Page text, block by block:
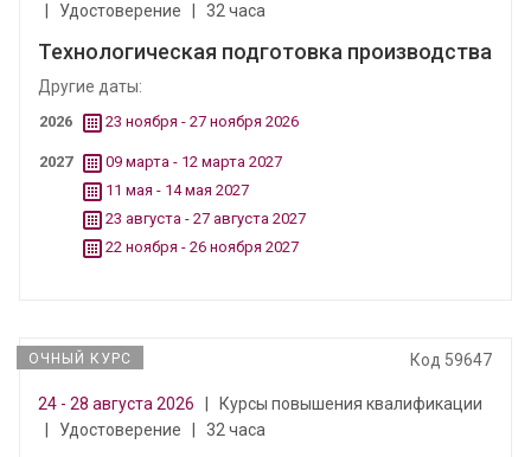
Удостоверение 32 часа
Технологическая подготовка производства
Другие даты:
2026 23 ноября - 27 ноября 2026
2027
09 марта - 12 марта 2027
11 мая - 14 мая 2027
23 августа - 27 августа 2027
22 ноября - 26 ноября 2027
ОЧНЫЙ КУРС Код 59647
24 - 28 августа 2026
Курсы повышения квалификации
Удостоверение 32 часа